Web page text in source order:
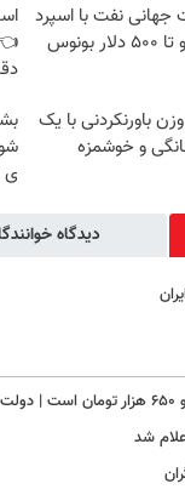
جهانی نفت با اسپرد
از صفر و تا ۵۰۰ دلار بونوس
باورنکردنی با یک
و خوشمزه
ی
دیدگاه
شد